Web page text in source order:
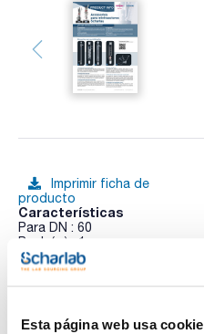
Esta página web usa
Imprimir ficha de
producto
Características
Para DN : 60
Pack (u.) : 1
Abrazadera para junta DN
fijación, de acero inoxidable